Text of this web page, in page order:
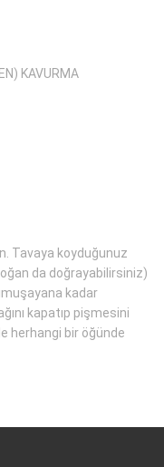
KAVURMA
Tavaya koyduğunuz
da doğrayabilirsiniz)
kadar
kapatıp pişmesini
herhangi bir öğünde